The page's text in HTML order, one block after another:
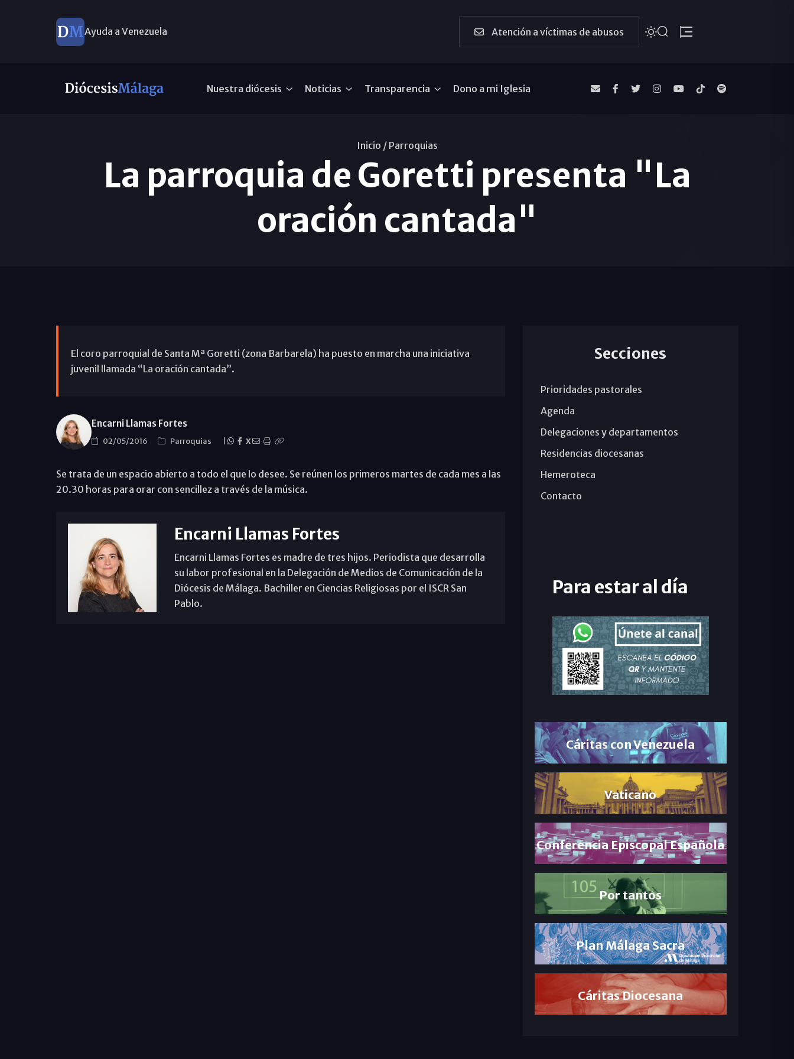
Ayuda a Venezuela Atención a víctimas de abusos
Nuestra diócesis Noticias Transparencia Dono a mi Iglesia
Inicio / Parroquias
La parroquia de Goretti presenta "La
oración cantada"
El coro parroquial de Santa Mª Goretti (zona Barbarela) ha puesto en marcha una iniciativa
juvenil llamada “La oración cantada”.
Encarni Llamas Fortes
02/05/2016 Parroquias X
Se trata de un espacio abierto a todo el que lo desee. Se reúnen los primeros martes de cada mes a las
20.30 horas para orar con sencillez a través de la música.
Encarni Llamas Fortes
Encarni Llamas Fortes es madre de tres hijos. Periodista que desarrolla
su labor profesional en la Delegación de Medios de Comunicación de la
Diócesis de Málaga. Bachiller en Ciencias Religiosas por el ISCR San
Pablo.
Secciones
Prioridades pastorales
Agenda
Delegaciones y departamentos
Residencias diocesanas
Hemeroteca
Contacto
Para estar al día
Cáritas con Venezuela
Vaticano
Conferencia Episcopal Española
Por tantos
Plan Málaga Sacra
Cáritas Diocesana